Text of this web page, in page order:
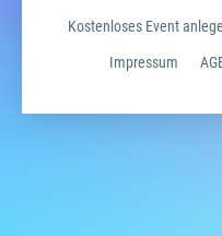
Kostenloses Event
Impressum